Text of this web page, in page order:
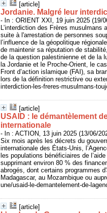
[article]
Jordanie. Malgré leur
- In : ORIENT XXI, 19 juin 2025 (19/
L’interdiction des Frères
suite à l'arrestation de personnes
l’influence de la géopolitique
de maintenir sa réputation de
de la question palestinienne et de la
la Jordanie et le Proche-Orient, le
Front d’action islamique (FAI), sa
lors de la définition restrictive ou
interdiction-les-freres-musulmans-
[article]
USAID : le démantèlement
internationale
- In : ACTION, 13 juin 2025 (13/06/
Six mois après les décrets du
internationale des États-Unis,
les populations bénéficiaires de
supprimant environ 80 % des
abrogés, dont certains programmes
Madagascar, au Mozambique ou
une/usaid-le-demantelement-de-
[article]